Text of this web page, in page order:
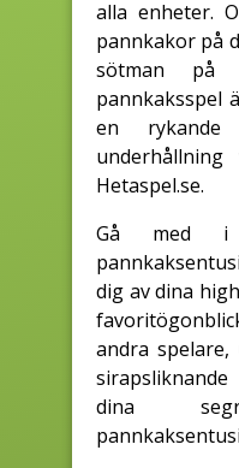
alla enheter.
pannkakor på
sötman på
pannkaksspel
en
Hetaspel.se.
Gå med i
dig av dina
andra
dina